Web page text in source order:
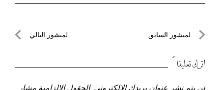
تصفّحلمنشور السابق
السابق
لمنشور التالي
اترك تعليقاً
لن يتم نشر عنوان بريدك الإلكتروني. الحقول الإلزامية مشار